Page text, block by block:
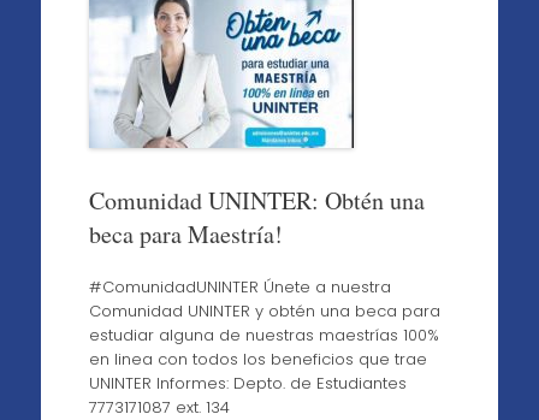
Comunidad UNINTER: Obtén una
beca para Maestría!
#ComunidadUNINTER Únete a nuestra
Comunidad UNINTER y obtén una beca para
estudiar alguna de nuestras maestrías 100%
en linea con todos los beneficios que trae
UNINTER Informes: Depto. de Estudiantes
7773171087 ext. 134